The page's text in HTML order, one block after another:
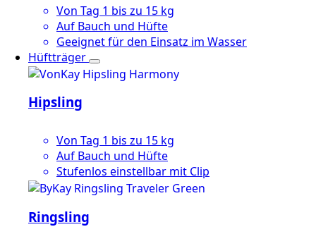
Von Tag 1 bis zu 15 kg
Auf Bauch und Hüfte
Geeignet für den Einsatz im Wasser
Hüftträger
Hipsling
Von Tag 1 bis zu 15 kg
Auf Bauch und Hüfte
Stufenlos einstellbar mit Clip
Ringsling